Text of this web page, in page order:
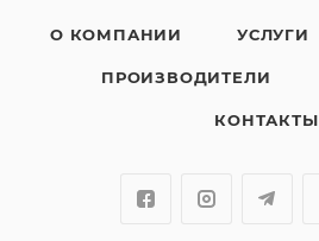
О КОМПАНИИ УСЛУГИ
ПРОИЗВОДИТЕЛИ
КОНТАКТЫ